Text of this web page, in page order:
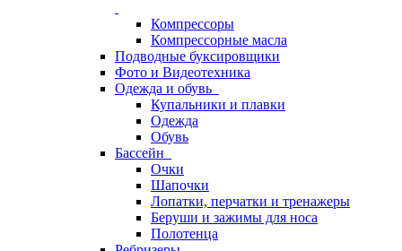
Компрессоры
Компрессорные масла
Подводные буксировщики
Фото и Видеотехника
Одежда и обувь
Купальники и плавки
Одежда
Обувь
Бассейн
Очки
Шапочки
Лопатки, перчатки и тренажеры
Беруши и зажимы для носа
Полотенца